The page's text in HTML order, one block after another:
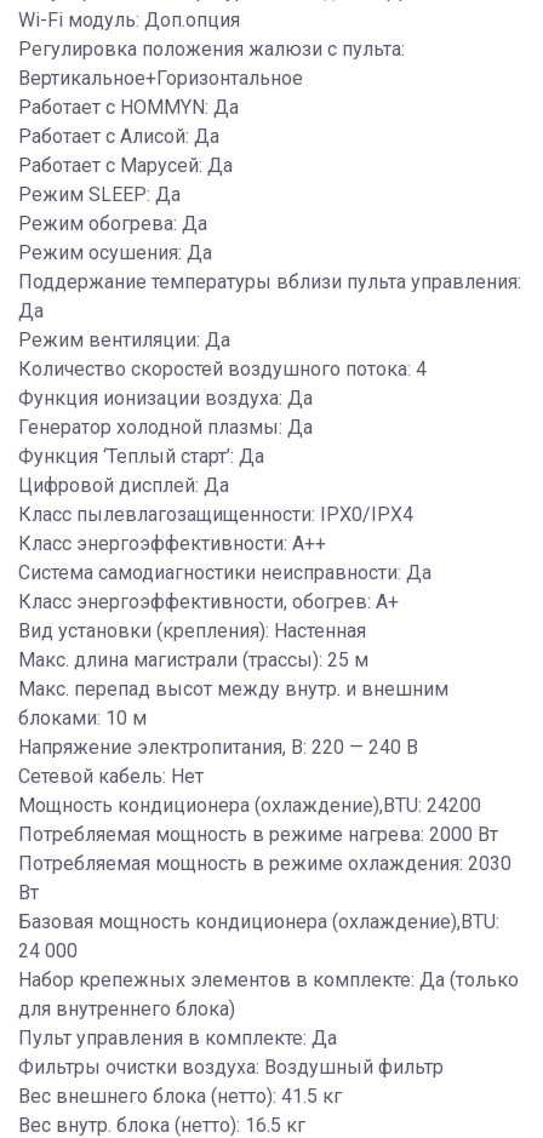
Wi-Fi модуль: Доп.опция
Регулировка положения жалюзи с пульта:
Вертикальное+Горизонтальное
Работает с HOMMYN: Да
Работает с Алисой: Да
Работает с Марусей: Да
Режим SLEEP: Да
Режим обогрева: Да
Режим осушения: Да
Поддержание температуры вблизи пульта управления:
Да
Режим вентиляции: Да
Количество скоростей воздушного потока: 4
Функция ионизации воздуха: Да
Генератор холодной плазмы: Да
Функция ‘Теплый старт’: Да
Цифровой дисплей: Да
Класс пылевлагозащищенности: IPX0/IPX4
Класс энергоэффективности: A++
Система самодиагностики неисправности: Да
Класс энергоэффективности, обогрев: A+
Вид установки (крепления): Настенная
Макс. длина магистрали (трассы): 25 м
Макс. перепад высот между внутр. и внешним
блоками: 10 м
Напряжение электропитания, В: 220 — 240 В
Сетевой кабель: Нет
Мощность кондиционера (охлаждение),BTU: 24200
Потребляемая мощность в режиме нагрева: 2000 Вт
Потребляемая мощность в режиме охлаждения: 2030
Вт
Базовая мощность кондиционера (охлаждение),BTU:
24 000
Набор крепежных элементов в комплекте: Да (только
для внутреннего блока)
Пульт управления в комплекте: Да
Фильтры очистки воздуха: Воздушный фильтр
Вес внешнего блока (нетто): 41.5 кг
Вес внутр. блока (нетто): 16.5 кг